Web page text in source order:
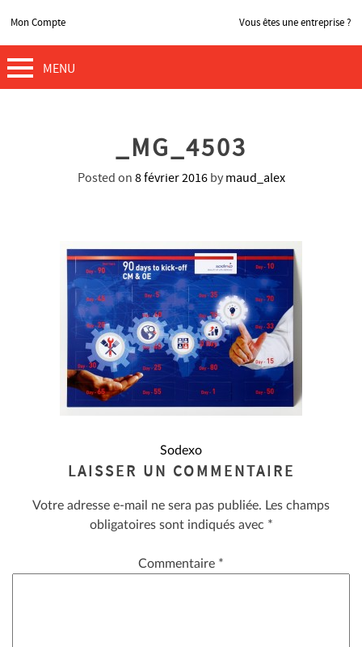
Mon Compte Vous êtes une entreprise ?
MENU
_MG_4503
Posted on 8 février 2016by maud_alex
L’ARTICLE
Sodexo
LAISSER UN COMMENTAIRE
Votre adresse e-mail ne sera pas publiée. Les champs
obligatoires sont indiqués avec *
Commentaire *